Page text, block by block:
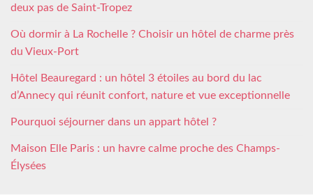
deux pas de Saint-Tropez
Où dormir à La Rochelle ? Choisir un hôtel de charme près
du Vieux-Port
Hôtel Beauregard : un hôtel 3 étoiles au bord du lac
d’Annecy qui réunit confort, nature et vue exceptionnelle
Pourquoi séjourner dans un appart hôtel ?
Maison Elle Paris : un havre calme proche des Champs-
Élysées